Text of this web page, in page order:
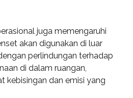
juga memengaruhi
akan digunakan di luar
perlindungan terhadap
di dalam ruangan,
kebisingan dan emisi yang